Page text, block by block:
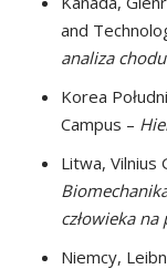
and
analiza
Korea
Campus –
Litwa, Vilnius
człowieka na
Niemcy,